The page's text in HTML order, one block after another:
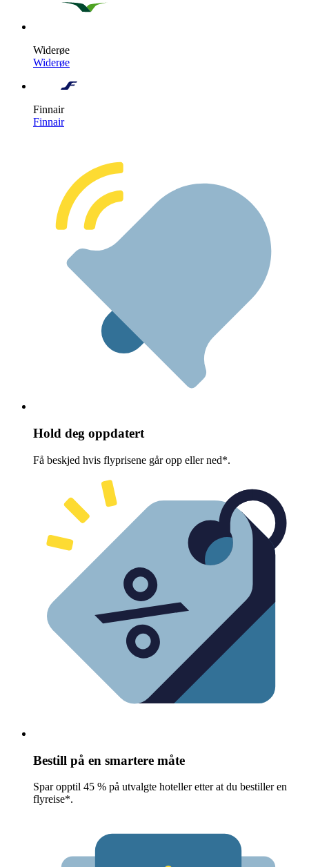
Widerøe
Widerøe
Finnair
Finnair
Hold deg oppdatert
Få beskjed hvis flyprisene går opp eller ned*.
Bestill på en smartere måte
Spar opptil 45 % på utvalgte hoteller etter at du bestiller en
flyreise*.